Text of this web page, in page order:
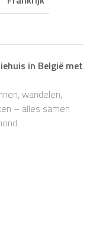
in België met
wandelen,
– alles samen